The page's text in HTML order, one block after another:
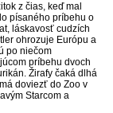
z čias, keď mal
písaného príbehu o
láskavosť cudzích
ohrozuje Európu a
po niečom
príbehu dvoch
Žirafy čaká dlhá
doviezť do Zoo v
Starcom a